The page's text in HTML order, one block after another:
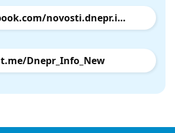
facebook.com/novosti.dnepr.info
t.me/Dnepr_Info_New